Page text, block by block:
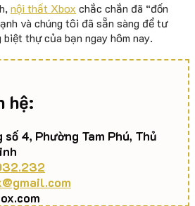
nội thất Xbox chắc chắn đã “đốn
và chúng tôi đã sẵn sàng để tư
thự của bạn ngay hôm nay.
hệ:
4, Phường Tam Phú, Thủ